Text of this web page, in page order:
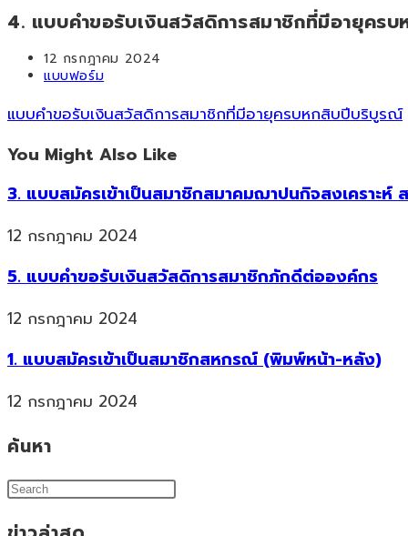
4. แบบคำขอรับเงินสวัสดิการสมาชิกที่มีอายุคร
Post
published:
12 กรกฎาคม 2024
Post
แบบฟอร์ม
แบบคำขอรับเงินสวัสดิการสมาชิกที่มีอายุครบหกสิบปีบริบูรณ์
You Might Also Like
3. แบบสมัครเข้าเป็นสมาชิกสมาคมฌาปนกิจสงเคราะห์
12 กรกฎาคม 2024
5. แบบคำขอรับเงินสวัสดิการสมาชิกภักดีต่อองค์กร
12 กรกฎาคม 2024
1. แบบสมัครเข้าเป็นสมาชิกสหกรณ์ (พิมพ์หน้า-หลัง)
12 กรกฎาคม 2024
ค้นหา